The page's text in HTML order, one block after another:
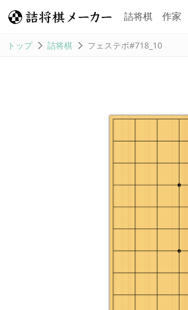
詰将棋 作家
トップ 詰将棋 フェステボ#718_10